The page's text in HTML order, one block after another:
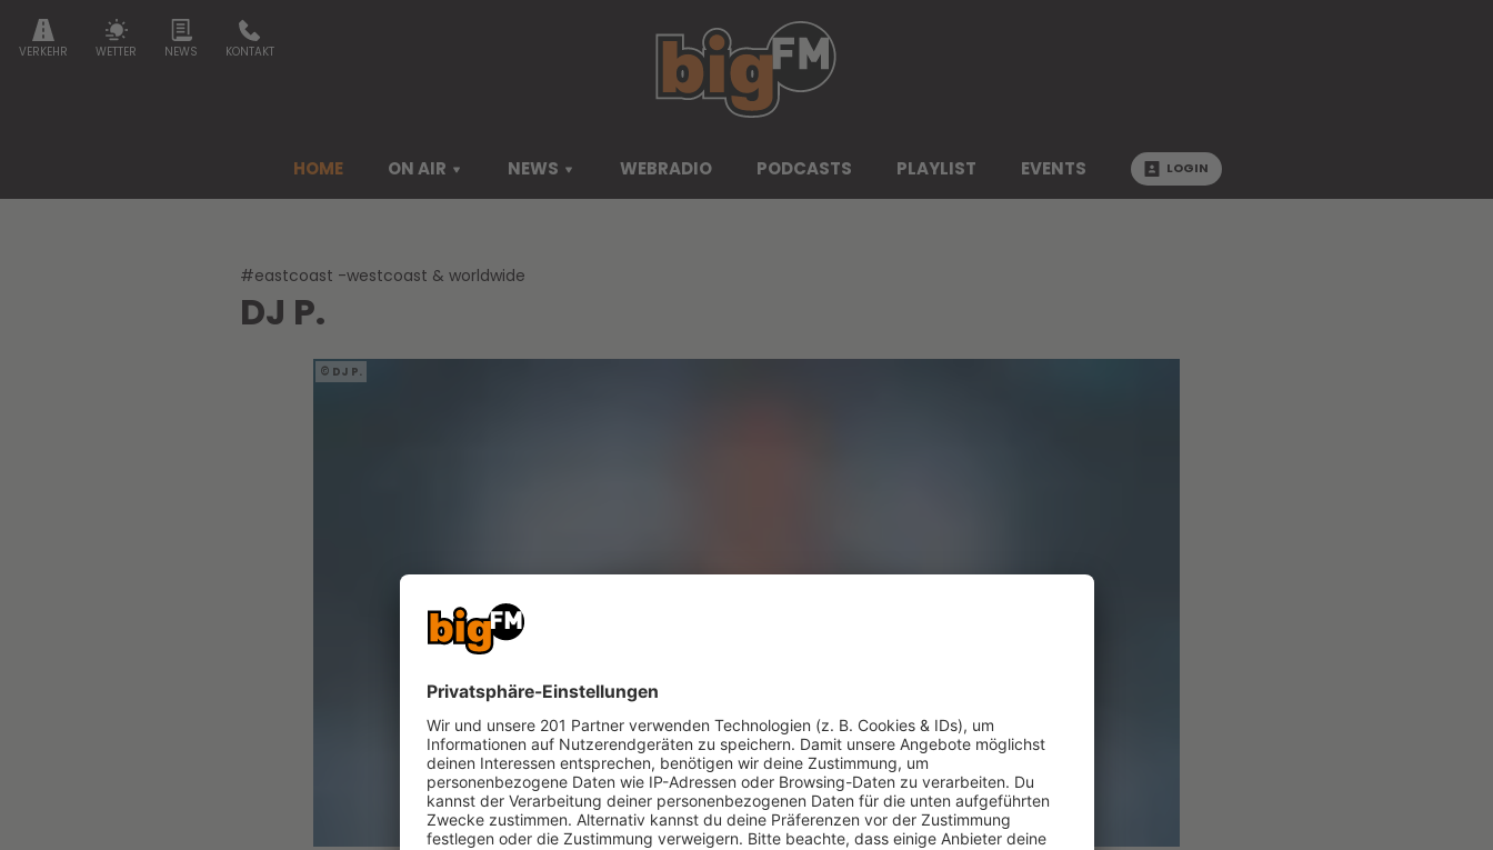
VERKEHR WETTER NEWS KONTAKT
HOME ON AIR NEWS WEBRADIO PODCASTS PLAYLIST EVENTS LOGIN
#eastcoast -westcoast & worldwide
DJ P.
DJ P.